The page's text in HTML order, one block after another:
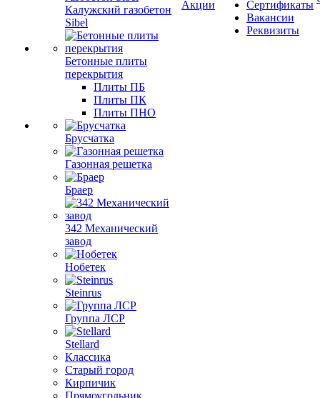
Калужский газобетон
Sibel
Бетонные плиты
перекрытия
Плиты ПБ
Плиты ПК
Плиты ПНО
Брусчатка
Газонная решетка
Браер
342 Механический
завод
Нобетек
Steinrus
Группа ЛСР
Stellard
Классика
Старый город
Кирпичик
Прямоугольник
Акции
Сертификаты
Вакансии
Реквизиты